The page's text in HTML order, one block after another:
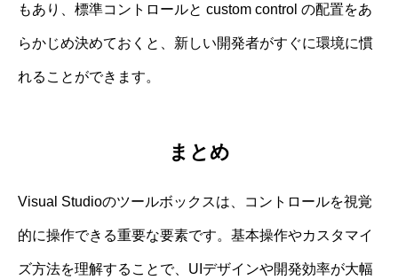
もあり、標準コントロールと custom control の配置をあ
らかじめ決めておくと、新しい開発者がすぐに環境に慣
れることができます。
まとめ
Visual Studioのツールボックスは、コントロールを視覚
的に操作できる重要な要素です。基本操作やカスタマイ
ズ方法を理解することで、UIデザインや開発効率が大幅